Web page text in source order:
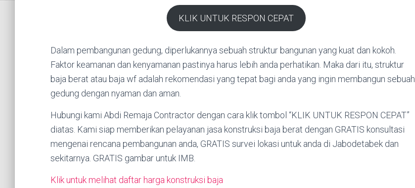
KLIK UNTUK RESPON CEPAT
Dalam pembangunan gedung, diperlukannya sebuah struktur bangunan yang kuat dan kokoh.
Faktor keamanan dan kenyamanan pastinya harus lebih anda perhatikan. Maka dari itu, struktur
baja berat atau baja wf adalah rekomendasi yang tepat bagi anda yang ingin membangun sebuah
gedung dengan nyaman dan aman.
Hubungi kami Abdi Remaja Contractor dengan cara klik tombol “KLIK UNTUK RESPON CEPAT”
diatas. Kami siap memberikan pelayanan jasa konstruksi baja berat dengan GRATIS konsultasi
mengenai rencana pembangunan anda, GRATIS survei lokasi untuk anda di Jabodetabek dan
sekitarnya. GRATIS gambar untuk IMB.
Klik untuk melihat daftar harga konstruksi baja